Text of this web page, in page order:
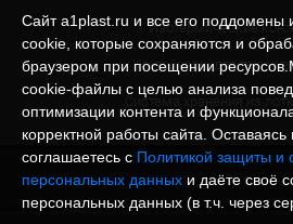
Изотермические
Контейнеры для
Система хранения из
Сайт a1plast.ru и все его поддомены
cookie, которые сохраняются и
браузером при посещении
cookie‑файлы с целью анализа
оптимизации контента и
корректной работы сайта.
соглашаетесь с Политикой защиты и
персональных данных и даёте своё
персональных данных (в т.ч. через